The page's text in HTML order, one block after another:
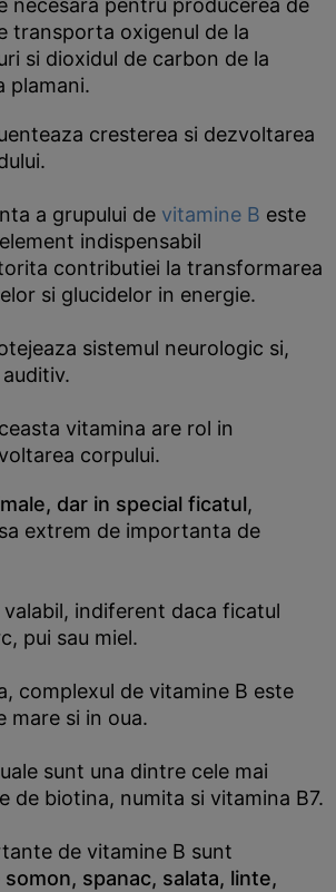
necesara pentru producerea de
transporta oxigenul de la
si dioxidul de carbon de la
plamani.
cresterea si dezvoltarea
a grupului de vitamine B este
indispensabil
contributiei la transformarea
si glucidelor in energie.
sistemul neurologic si,
vitamina are rol in
corpului.
dar in special ficatul,
extrem de importanta de
indiferent daca ficatul
pui sau miel.
complexul de vitamine B este
mare si in oua.
sunt una dintre cele mai
de biotina, numita si vitamina B7.
de vitamine B sunt
somon, spanac, salata, linte,